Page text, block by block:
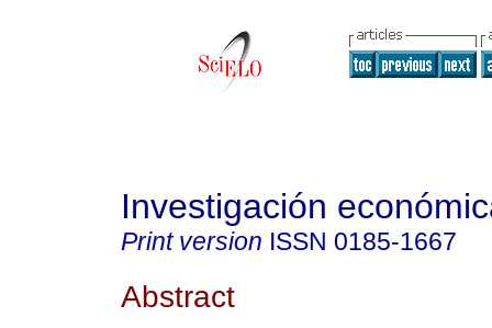
Investigación
Print version ISSN 0185-1667
Abstract